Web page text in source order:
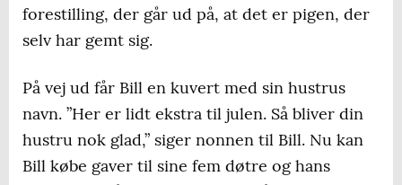
forestilling, der går ud på, at det er pigen, der
selv har gemt sig.
På vej ud får Bill en kuvert med sin hustrus
navn. ”Her er lidt ekstra til julen. Så bliver din
hustru nok glad,” siger nonnen til Bill. Nu kan
Bill købe gaver til sine fem døtre og hans